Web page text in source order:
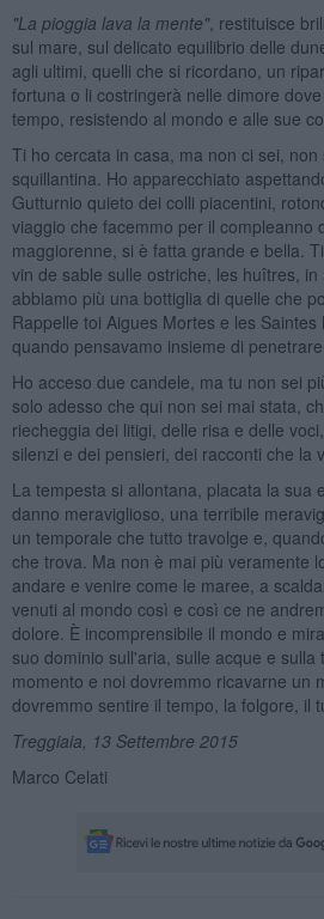
"La pioggia lava la mente", restituisce
sul mare, sul delicato equilibrio delle
agli ultimi, quelli che si ricordano, un
fortuna o li costringerà nelle dimore
tempo, resistendo al mondo e alle sue
Ti ho cercata in casa, ma non ci sei,
squillantina. Ho apparecchiato
Gutturnio quieto dei colli piacentini,
viaggio che facemmo per il compleanno
maggiorenne, si è fatta grande e bella.
vin de sable sulle ostriche, les huîtres,
abbiamo più una bottiglia di quelle che
Rappelle toi Aigues Mortes e les
quando pensavamo insieme di penetrare
Ho acceso due candele, ma tu non sei
solo adesso che qui non sei mai stata,
riecheggia dei litigi, delle risa e delle
silenzi e dei pensieri, dei racconti che la
La tempesta si allontana, placata la sua
danno meraviglioso, una terribile
un temporale che tutto travolge e,
che trova. Ma non è mai più veramente
andare e venire come le maree, a
venuti al mondo così e così ce ne
dolore. È incomprensibile il mondo e
suo dominio sull'aria, sulle acque e
momento e noi dovremmo ricavarne un
dovremmo sentire il tempo, la folgore, il
Treggiaia, 13 Settembre 2015
Marco Celati